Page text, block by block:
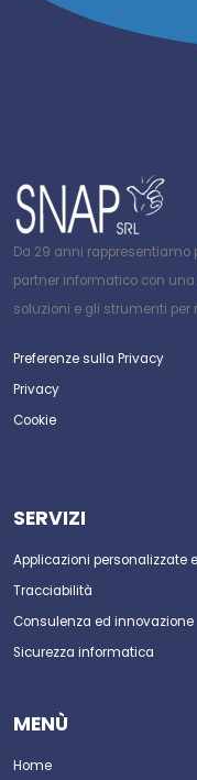
Da 29 anni rappresentiamo
partner informatico con
soluzioni e gli strumenti per
Preferenze sulla Privacy
Privacy
Cookie
SERVIZI
Applicazioni personalizzate
Tracciabilità
Consulenza ed innovazione
Sicurezza informatica
MENÙ
Home